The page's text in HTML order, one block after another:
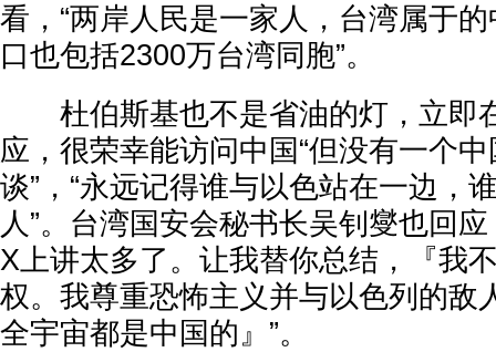
看，“两岸人民是一家人，台湾属于
口也包括2300万台湾同胞”。
杜伯斯基也不是省油的灯，立即
应，很荣幸能访问中国“但没有一个
谈”，“永远记得谁与以色站在一边，
人”。台湾国安会秘书长吴钊燮也回
X上讲太多了。让我替你总结，『我
权。我尊重恐怖主义并与以色列的敌
全宇宙都是中国的』”。